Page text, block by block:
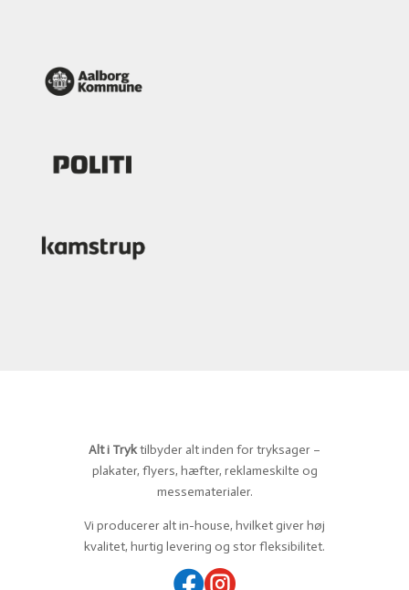
Alt i Tryktilbyder alt inden for tryksager –
plakater, flyers, hæfter, reklameskilte og
messematerialer.
Vi producerer alt in-house, hvilket giver høj
kvalitet, hurtig levering og stor fleksibilitet.